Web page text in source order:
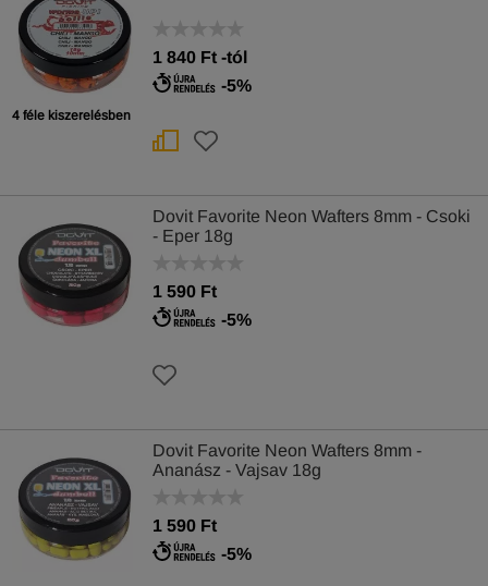
4 féle kiszerelésben
1 840 Ft -tól
-5%
Dovit Favorite Neon Wafters 8mm - Csoki
- Eper 18g
1 590 Ft
-5%
Dovit Favorite Neon Wafters 8mm -
Ananász - Vajsav 18g
1 590 Ft
-5%